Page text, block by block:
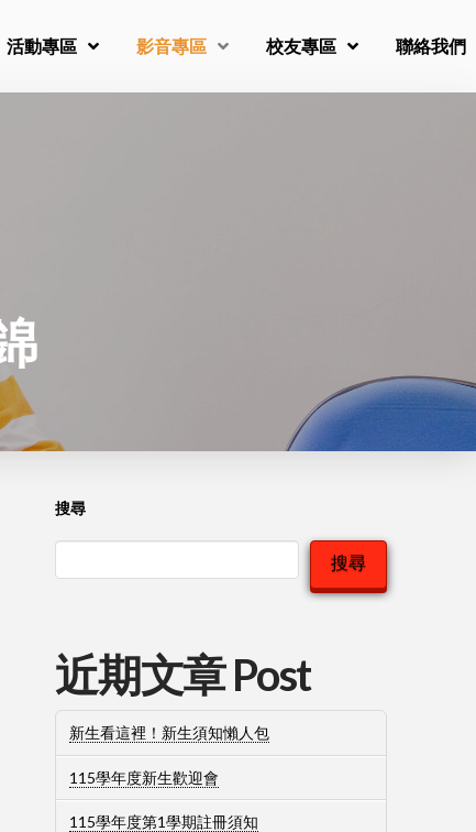
活動專區 影音專區 校友專區 聯絡我們
搜尋
搜尋
近期文章 Post
新生看這裡！新生須知懶人包
115學年度新生歡迎會
115學年度第1學期註冊須知